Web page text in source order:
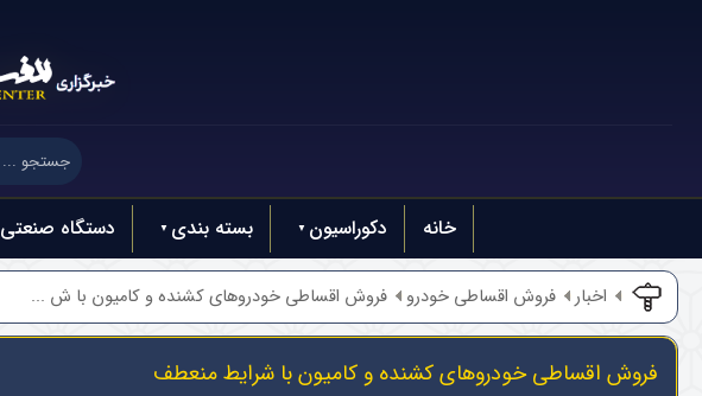
خانه دکوراسیون بسته بندی دستگاه صنعتی
اخبار فروش اقساطی خودرو فروش اقساطی خودروهای کشنده و کامیون با ش ...
فروش اقساطی خودروهای کشنده و کامیون با شرایط منعطف